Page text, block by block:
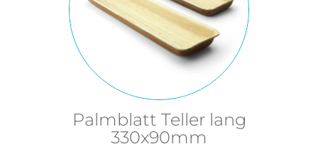
Palmblatt Teller lang
330x90mm